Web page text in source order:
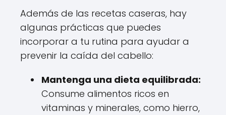
Además de las recetas caseras, hay
algunas prácticas que puedes
incorporar a tu rutina para ayudar a
prevenir la caída del cabello:
Mantenga una dieta equilibrada:
Consume alimentos ricos en
vitaminas y minerales, como hierro,